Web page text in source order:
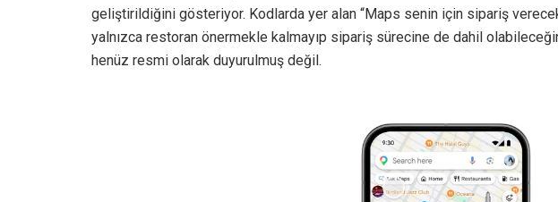
geliştirildiğini gösteriyor. Kodlarda yer alan “Maps senin için sipariş
yalnızca restoran önermekle kalmayıp sipariş sürecine de dahil
henüz resmi olarak duyurulmuş değil.